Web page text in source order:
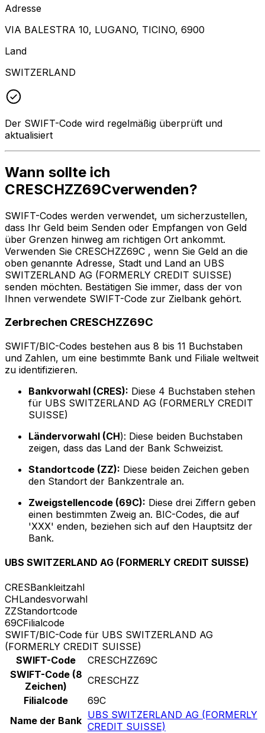
Adresse
VIA BALESTRA 10, LUGANO, TICINO, 6900
Land
SWITZERLAND
Der SWIFT-Code wird regelmäßig überprüft und
aktualisiert
Wann sollte ich
CRESCHZZ69Cverwenden?
SWIFT-Codes werden verwendet, um sicherzustellen,
dass Ihr Geld beim Senden oder Empfangen von Geld
über Grenzen hinweg am richtigen Ort ankommt.
Verwenden Sie CRESCHZZ69C , wenn Sie Geld an die
oben genannte Adresse, Stadt und Land an UBS
SWITZERLAND AG (FORMERLY CREDIT SUISSE)
senden möchten. Bestätigen Sie immer, dass der von
Ihnen verwendete SWIFT-Code zur Zielbank gehört.
Zerbrechen CRESCHZZ69C
SWIFT/BIC-Codes bestehen aus 8 bis 11 Buchstaben
und Zahlen, um eine bestimmte Bank und Filiale weltweit
zu identifizieren.
Bankvorwahl (CRES): Diese 4 Buchstaben stehen
für UBS SWITZERLAND AG (FORMERLY CREDIT
SUISSE)
Ländervorwahl (CH): Diese beiden Buchstaben
zeigen, dass das Land der Bank Schweizist.
Standortcode (ZZ): Diese beiden Zeichen geben
den Standort der Bankzentrale an.
Zweigstellencode (69C): Diese drei Ziffern geben
einen bestimmten Zweig an. BIC-Codes, die auf
'XXX' enden, beziehen sich auf den Hauptsitz der
Bank.
UBS SWITZERLAND AG (FORMERLY CREDIT SUISSE)
CRESBankleitzahl
CHLandesvorwahl
ZZStandortcode
69CFilialcode
SWIFT/BIC-Code für UBS SWITZERLAND AG
(FORMERLY CREDIT SUISSE)
SWIFT-Code
CRESCHZZ69C
SWIFT-Code (8
Zeichen)
CRESCHZZ
Filialcode
69C
Name der Bank UBS SWITZERLAND AG (FORMERLY
CREDIT SUISSE)